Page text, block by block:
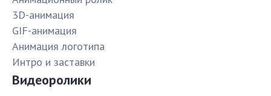
3D-анимация
GIF-анимация
Анимация логотипа
Интро и заставки
Видеоролики